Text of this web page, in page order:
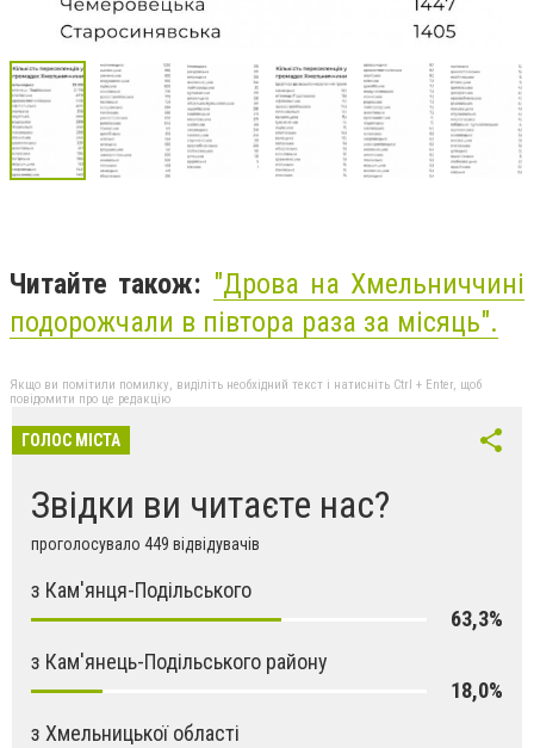
Читайте також: "Дрова на Хмельниччині
подорожчали в півтора раза за місяць".
Якщо ви помітили помилку, виділіть необхідний текст і натисніть Ctrl + Enter, щоб
повідомити про це редакцію
ГОЛОС МІСТА
Звідки ви читаєте нас?
проголосувало 449 відвідувачів
з Кам'янця-Подільського
63,3%
з Кам'янець-Подільського району
18,0%
з Хмельницької області